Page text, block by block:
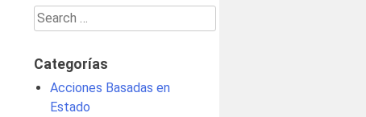
Search
for:
Categorías
Acciones Basadas en
Estado